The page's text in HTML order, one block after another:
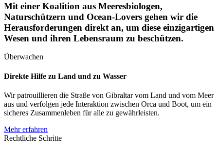
Mit einer Koalition aus Meeresbiologen,
Naturschützern und Ocean-Lovers gehen wir die
Herausforderungen direkt an, um diese einzigartigen
Wesen und ihren Lebensraum zu beschützen.
Überwachen
Direkte Hilfe zu Land und zu Wasser
Wir patrouillieren die Straße von Gibraltar vom Land und vom Meer
aus und verfolgen jede Interaktion zwischen Orca und Boot, um ein
sicheres Zusammenleben für alle zu gewährleisten.
Mehr erfahren
Rechtliche Schritte